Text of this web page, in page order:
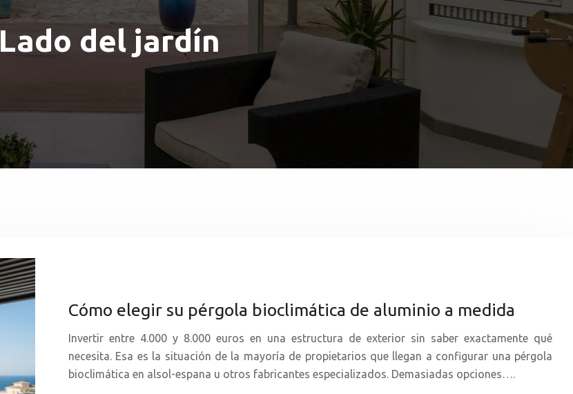
Lado del jardín
Cómo elegir su pérgola bioclimática de aluminio a medida
Invertir entre 4.000 y 8.000 euros en una estructura de exterior sin saber exactamente qué
necesita. Esa es la situación de la mayoría de propietarios que llegan a configurar una pérgola
bioclimática en alsol-espana u otros fabricantes especializados. Demasiadas opciones….